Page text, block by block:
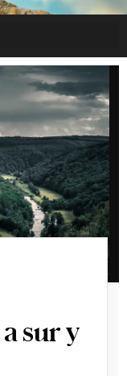
sur y